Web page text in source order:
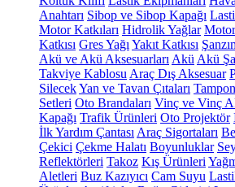
Anahtarı Sibop ve Sibop Kapağı
Motor Katkıları Hidrolik Yağlar Motor
Katkısı Gres Yağı Yakıt Katkısı
Akü ve Akü Aksesuarları Akü Akü
Takviye Kablosu Araç Dış Aksesuar
SilecekYan ve Tavan Çıtaları
Setleri Oto Brandaları Vinç ve Vinç
Kapağı Trafik Ürünleri Oto Projektör
İlk Yardım Çantası Araç Sigortaları
Çekici Çekme Halatı Boyunluklar
Reflektörleri Takoz Kış Ürünleri
Aletleri Buz Kazıyıcı Cam Suyu